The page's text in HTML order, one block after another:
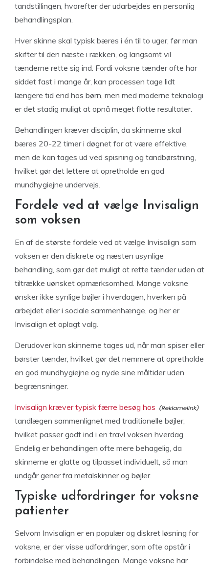
tandstillingen, hvorefter der udarbejdes en personlig
behandlingsplan.
Hver skinne skal typisk bæres i én til to uger, før man
skifter til den næste i rækken, og langsomt vil
tænderne rette sig ind. Fordi voksne tænder ofte har
siddet fast i mange år, kan processen tage lidt
længere tid end hos børn, men med moderne teknologi
er det stadig muligt at opnå meget flotte resultater.
Behandlingen kræver disciplin, da skinnerne skal
bæres 20-22 timer i døgnet for at være effektive,
men de kan tages ud ved spisning og tandbørstning,
hvilket gør det lettere at opretholde en god
mundhygiejne undervejs.
Fordele ved at vælge Invisalign
som voksen
En af de største fordele ved at vælge Invisalign som
voksen er den diskrete og næsten usynlige
behandling, som gør det muligt at rette tænder uden at
tiltrække uønsket opmærksomhed. Mange voksne
ønsker ikke synlige bøjler i hverdagen, hverken på
arbejdet eller i sociale sammenhænge, og her er
Invisalign et oplagt valg.
Derudover kan skinnerne tages ud, når man spiser eller
børster tænder, hvilket gør det nemmere at opretholde
en god mundhygiejne og nyde sine måltider uden
begrænsninger.
Invisalign kræver typisk færre besøg hos
tandlægen sammenlignet med traditionelle bøjler,
hvilket passer godt ind i en travl voksen hverdag.
Endelig er behandlingen ofte mere behagelig, da
skinnerne er glatte og tilpasset individuelt, så man
undgår gener fra metalskinner og bøjler.
Typiske udfordringer for voksne
patienter
Selvom Invisalign er en populær og diskret løsning for
voksne, er der visse udfordringer, som ofte opstår i
forbindelse med behandlingen. Mange voksne har